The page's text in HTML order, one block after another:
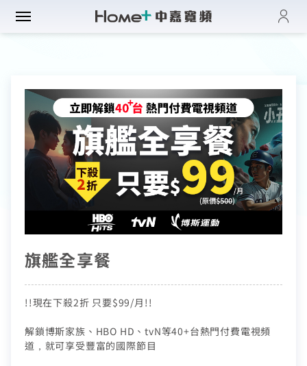
短約
列方案
平鎮觀音
正萬華限定
橋土城限定
纖限時優惠
方案
流自由配
創！計量光纖
系列方案
裝查詢
全戶通
速測試
動看DAZN
位有線電視
慧生活家電
進度查詢
旗艦全享餐
!!現在下殺2折 只要$99/月!!
解鎖博斯家族、HBO HD、tvN等40+台熱門付費電視頻
道，就可享受豐富的國際節目